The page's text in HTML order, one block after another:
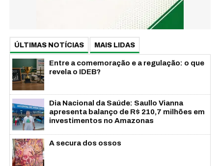
ÚLTIMAS NOTÍCIAS MAIS LIDAS
Entre a comemoração e a regulação: o que
revela o IDEB?
Dia Nacional da Saúde: Saullo Vianna
apresenta balanço de R$ 210,7 milhões em
investimentos no Amazonas
A secura dos ossos